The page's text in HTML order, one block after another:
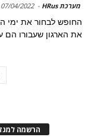
מערכת HRus -
07/04/2022
החופש לבחור את ימי
את הארגון שעבורו הם
הרשמה